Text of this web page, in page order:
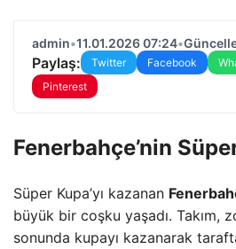
admin•11.01.2026 07:24•
Paylaş: Twitter Facebook
Pinterest
Fenerbahçe’nin
Süper Kupa’yı kazanan
büyük bir coşku yaşadı. Takım,
sonunda kupayı kazanarak